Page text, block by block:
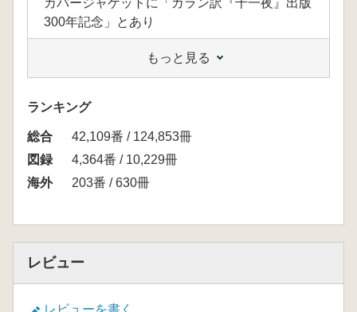
カバージャケットに「ガラン訳『千一夜』出版
300年記念」とあり
もっと見る
ランキング
総合
42,109番 / 124,853冊
図録
4,364番 / 10,229冊
海外
203番 / 630冊
レビュー
レビューを書く